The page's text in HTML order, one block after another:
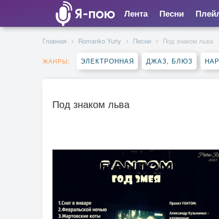
Лента Песни
Главная Romanko Yuriy Песни Под знаком льва
ЖАНРЫ: ЭЛЕКТРОННАЯ ДЖАЗ, БЛЮЗ
Под знаком льва